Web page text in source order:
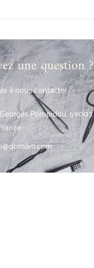
une question ?
à nous contacter
Pompidou, 69003